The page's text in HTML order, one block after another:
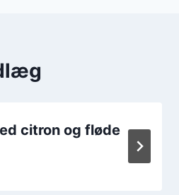
citron og fløde